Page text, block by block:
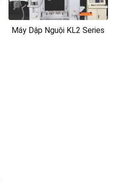
Máy Dập Nguội KL2 Series